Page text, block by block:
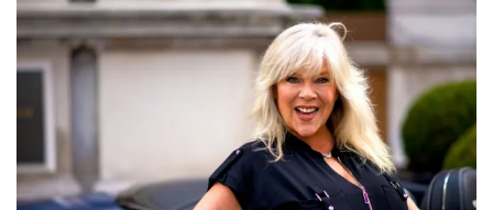
конструкции для организма уже давно
перестали быть экзотикой. При этом
вопросы диагностики до сих пор
вызывают тревогу и у пациентов, и у
врачей. Можно ли делать МРТ? Не
мешают ли импланты КТ? Не пропустят ли
на УЗИ серьёзную патологию? На